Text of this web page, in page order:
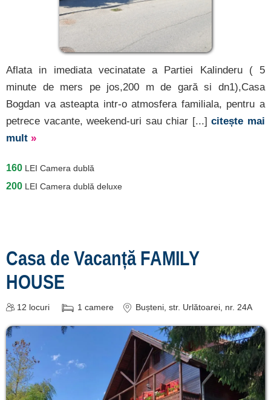
Aflata in imediata vecinatate a Partiei Kalinderu ( 5
minute de mers pe jos,200 m de gară si dn1),Casa
Bogdan va asteapta intr-o atmosfera familiala, pentru a
petrece vacante, weekend-uri sau chiar [...]citește mai
mult »
160 LEI Camera dublă
200 LEI Camera dublă deluxe
Casa de Vacanță FAMILY
HOUSE
12 locuri 1 camere Bușteni, str. Urlătoarei, nr. 24A